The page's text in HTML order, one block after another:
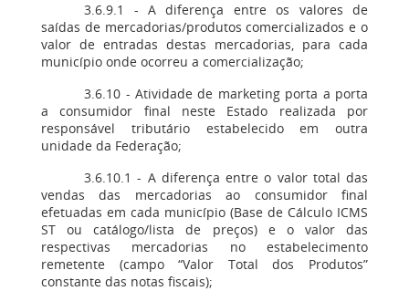
3.6.9.1 - A diferença entre os valores de
saídas de mercadorias/produtos comercializados e o
valor de entradas destas mercadorias, para cada
município onde ocorreu a comercialização;
3.6.10 - Atividade de marketing porta a porta
a consumidor final neste Estado realizada por
responsável tributário estabelecido em outra
unidade da Federação;
3.6.10.1 - A diferença entre o valor total das
vendas das mercadorias ao consumidor final
efetuadas em cada município (Base de Cálculo ICMS
ST ou catálogo/lista de preços) e o valor das
respectivas mercadorias no estabelecimento
remetente (campo “Valor Total dos Produtos”
constante das notas fiscais);